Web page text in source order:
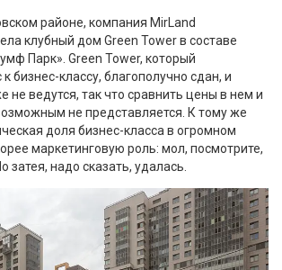
районе, компания MirLand
клубный дом Green Tower в составе
Парк». Green Tower, который
бизнес-классу, благополучно сдан, и
не ведутся, так что сравнить цены в нем и
не представляется. К тому же
доля бизнес-класса в огромном
маркетинговую роль: мол, посмотрите,
надо сказать, удалась.